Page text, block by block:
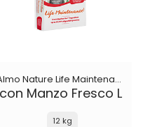
Almo Nature Life Maintenance
con Manzo Fresco L
12 kg